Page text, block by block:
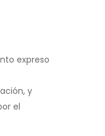
expreso
y
el